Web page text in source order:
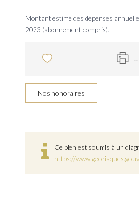
Montant estimé des dépenses
2023 (abonnement compris).
Nos honoraires
Ce bien est soumis à un
https://